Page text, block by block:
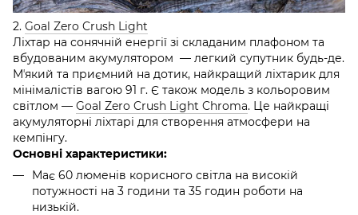
2. Goal Zero Crush Light
Ліхтар на сонячній енергії зі складаним плафоном та
вбудованим акумулятором — легкий супутник будь-де.
Мʼякий та приємний на дотик, найкращий ліхтарик для
мінімалістів вагою 91 г. Є також модель з кольоровим
світлом — Goal Zero Crush Light Chroma. Це найкращі
акумуляторні ліхтарі для створення атмосфери на
кемпінгу.
Основні характеристики:
Має 60 люменів корисного світла на високій
потужності на 3 години та 35 годин роботи на
низькій.